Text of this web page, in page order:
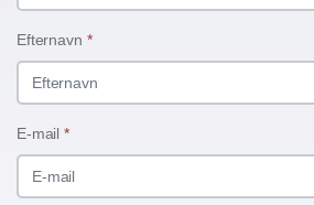
Efternavn *
E-mail *